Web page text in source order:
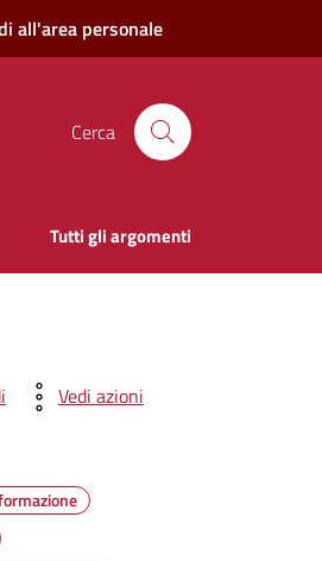
all'area personale
Cerca
Tutti gli argomenti
Vedi azioni